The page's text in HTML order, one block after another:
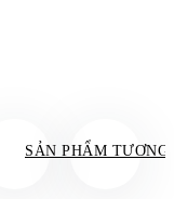
SẢN PHẨM TƯƠNG